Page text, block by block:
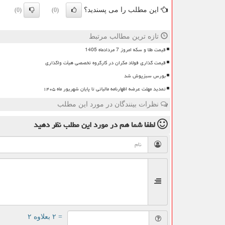
این مطلب را می پسندید؟ (0)
(0)
تازه ترین مطالب مرتبط
قیمت طلا و سکه امروز 7 مردادماه 1405
قیمت گذاری فولاد مکران در کارگروه تخصصی هیأت واگذاری
بورس سبزپوش شد
تمدید مهلت عرضه اظهارنامه مالیاتی تا پایان شهریور ماه ۱۴۰۵
نظرات بینندگان در مورد این مطلب
لطفا شما همدر مورد این مطلبنظر دهید
= ۲ بعلاوه ۲